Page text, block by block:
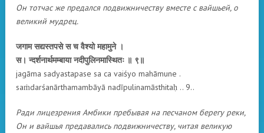
Он тотчас же предался подвижничеству вместе с вайшьей, о
великий мудрец.
जगाम सद्यस्तपसे स च वैश्यो महामुने ।
स। न्दर्शनार्थमम्बाया नदीपुलिनमास्थितः ॥ ९॥
jagāma sadyastapase sa ca vaiśyo mahāmune .
saṁdarśanārthamambāyā nadīpulinamāsthitaḥ .. 9..
Ради лицезрения Амбики пребывая на песчаном берегу реки,
Он и вайшья предавались подвижничеству, читая великую